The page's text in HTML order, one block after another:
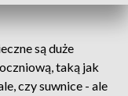
są duże
taką jak
czy suwnice - ale